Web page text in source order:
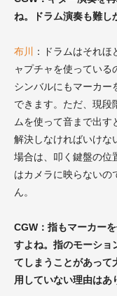
ね。ドラム演奏も難し
布川 ：ドラムはそれ
ャプチャを使っている
シンバルにもマーカー
できます。ただ、現段
ムを使って音まで出す
解決しなければいけな
場合は、叩く鍵盤の位
はカメラに映らないの
ん。
CGW：指もマーカー
すよね。指のモーショ
てしまうことがあって
用していない理由はあ